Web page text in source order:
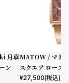
月華
ン
MATOW / マト
スクエア ローズ
バー
¥27,500(税込)